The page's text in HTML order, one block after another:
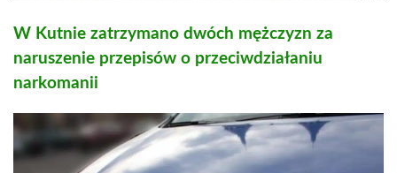
W Kutnie zatrzymano dwóch mężczyzn za
naruszenie przepisów o przeciwdziałaniu
narkomanii